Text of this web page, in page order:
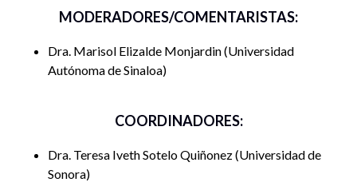
Moderadora Dra. Marisol Elizalde Monjardin (Universidad
Autónoma de Sinaloa).
12:00 am “Conclusión y Cierre del evento”
MODERADORES/COMENTARISTAS:
Dra. Marisol Elizalde Monjardin Universidad
Autónoma de Sinaloa
COORDINADORES:
Dra. Teresa Iveth Sotelo Quiñonez Universidad de
Sonora